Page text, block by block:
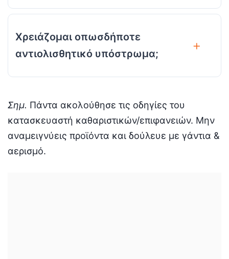
Χρειάζομαι οπωσδήποτε
αντιολισθητικό υπόστρωμα;
Σημ. Πάντα ακολούθησε τις οδηγίες του
κατασκευαστή καθαριστικών/επιφανειών. Μην
αναμειγνύεις προϊόντα και δούλευε με γάντια &
αερισμό.